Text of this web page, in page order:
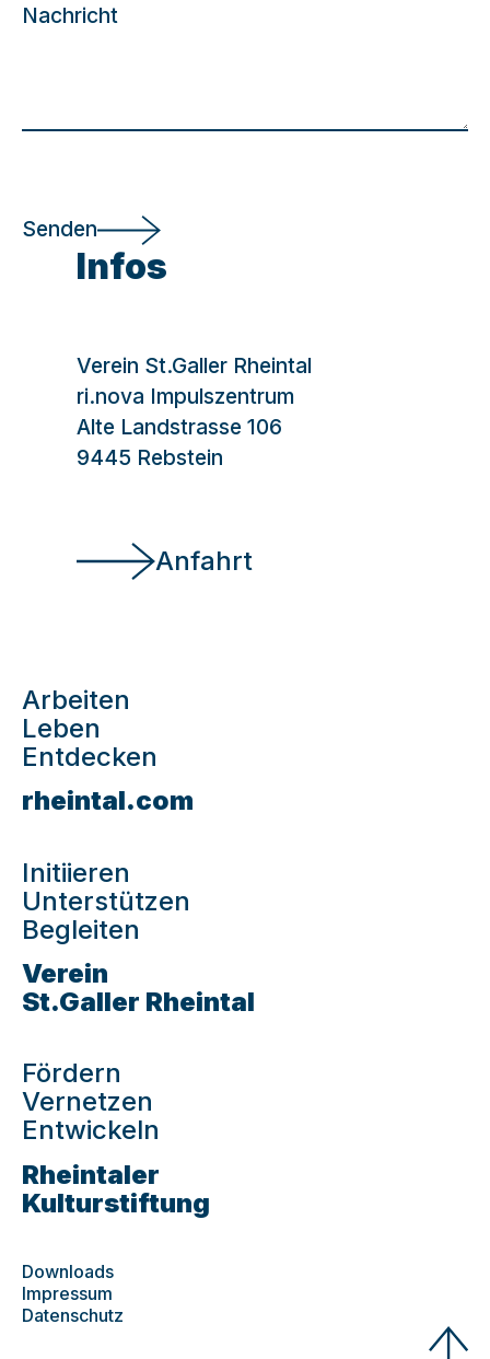
Nachricht
Senden
Infos
Verein St.Galler Rheintal
ri.nova Impulszentrum
Alte Landstrasse 106
9445 Rebstein
Anfahrt
Arbeiten
Leben
Entdecken
rheintal.com
Initiieren
Unterstützen
Begleiten
Verein
St.Galler Rheintal
Fördern
Vernetzen
Entwickeln
Rheintaler
Kulturstiftung
Downloads
Impressum
Datenschutz